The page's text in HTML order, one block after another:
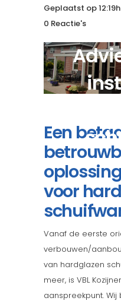
Geplaatst op 12:19h
0 Reactie's
Een
oplossing
voor
Vanaf de eerste
verbouwen/
van hardglazen
meer, is VBL
aanspreekpunt.